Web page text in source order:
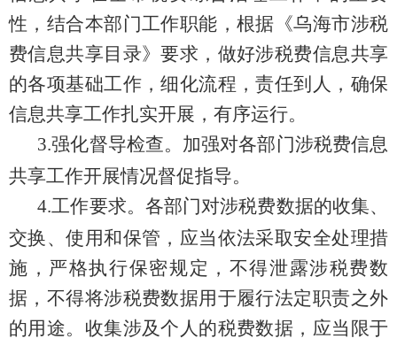
性，结合本部门工作职能，根据《乌海市涉税
费信息共享目录》要求，做好涉税费信息共享
的各项基础工作，细化流程，责任到人，确保
信息共享工作扎实开展，有序运行。
3.强化督导检查。 加强对各部门涉税费信息
共享工作开展情况督促指导。
4.工作要求。各部门对涉税费数据的收集、
交换、使用和保管，应当依法采取安全处理措
施， 严格执行保密规定，不得泄露涉税费数
据，不得将涉税费数据用于履行法定职责之外
的用途。收集涉及个人的税费数据，应当限于